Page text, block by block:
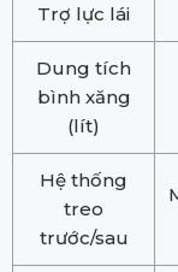
Trợ lực lái
Dung tích
bình xăng
(lít)
Hệ thống
treo
trước/sau